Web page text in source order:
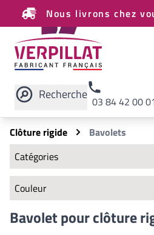
Nous livrons chez
Recherche 03 84 42 00
Rechercher sur le site
Clôture rigide
Bavolets
Catégories
Clôture rigide
Panneaux
Poteaux
Chapeaux de finition
Bavolet pour clôture
Couleur